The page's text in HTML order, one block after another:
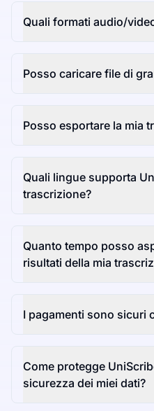
Quali formati audio/
Posso caricare file di
Posso esportare la mia
Quali lingue supporta
trascrizione?
Quanto tempo posso
risultati della mia
I pagamenti sono sicuri
Come protegge
sicurezza dei miei dati?